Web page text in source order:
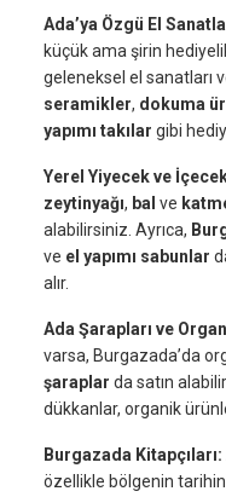
Ada’ya Özgü El
küçük ama şirin
geleneksel el sanatları
seramikler, dokuma
yapımı takılar gibi
Yerel Yiyecek ve
zeytinyağı, bal ve
alabilirsiniz. Ayrıca,
ve el yapımı sabunlar
alır.
Ada Şarapları ve
varsa, Burgazada’da
şaraplar da satın
dükkanlar, organik
Burgazada Kitapçıları:
özellikle bölgenin